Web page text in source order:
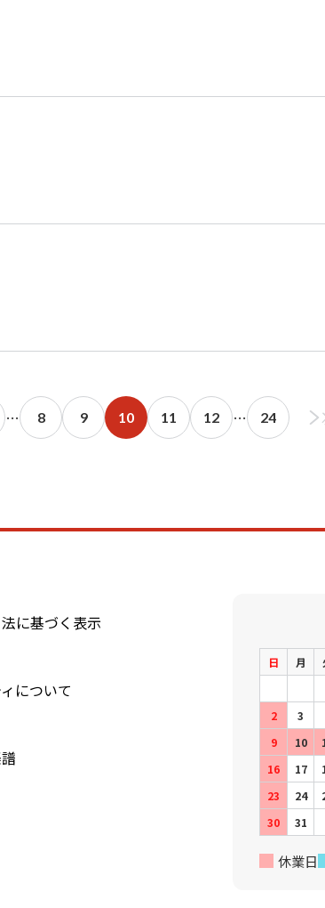
… 8 9 10 11 12 … 24
に基づく表示
について
日 月
2 3
9
10
16
17
23
24
30
31
休業日